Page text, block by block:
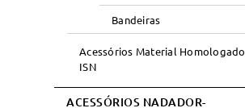
Bandeiras
Acessórios Material Homologado
ISN
ACESSÓRIOS NADADOR-